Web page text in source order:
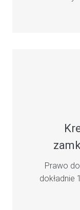
Prawo
dokładnie